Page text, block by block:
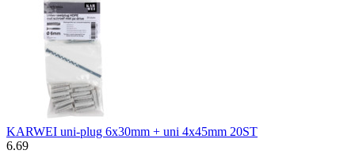
KARWEI uni-plug 6x30mm + uni 4x45mm 20ST
6.69